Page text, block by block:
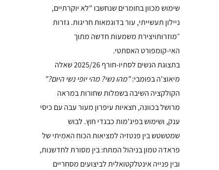
שימוש מכוון בחומרים שנחשבו "לא יוקרתיים,
ניילון תעשייתי, עור בדוגמאות חריגות. גזרות
״מוזרותויצירת משמעות חדשה מתוך
האי-קומפורט האסתטי.
בתצוגת הנשים לסתיו-חורף 2025/26 שאלה
מיאוצ'ה בפומבי:"מהו נשי? מהי יופי נשי היום?"
הקולקציה השיבה בשמלות שחורות במראה
מרושל בכוונה, חצאיות עיפרון מעור עבה עם כיסי
ענק, ושימוש בפיג'מות כבגדי חוץ. לבוש
שמטשטש בין פנטזיה למציאות הכוח האמיתי של
פראדה טמון בניהול המתח: בין מסורת לחדשנות,
ובין פנייה אינטלקטואלית לביצועים מסחריים